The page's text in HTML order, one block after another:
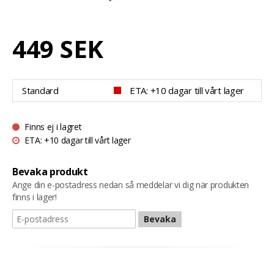
449 SEK
Standard ETA: +10 dagar till vårt lager
Finns ej i lagret
ETA: +10 dagar till vårt lager
Bevaka produkt
Ange din e-postadress nedan så meddelar vi dig när produkten
finns i lager!
Bevaka